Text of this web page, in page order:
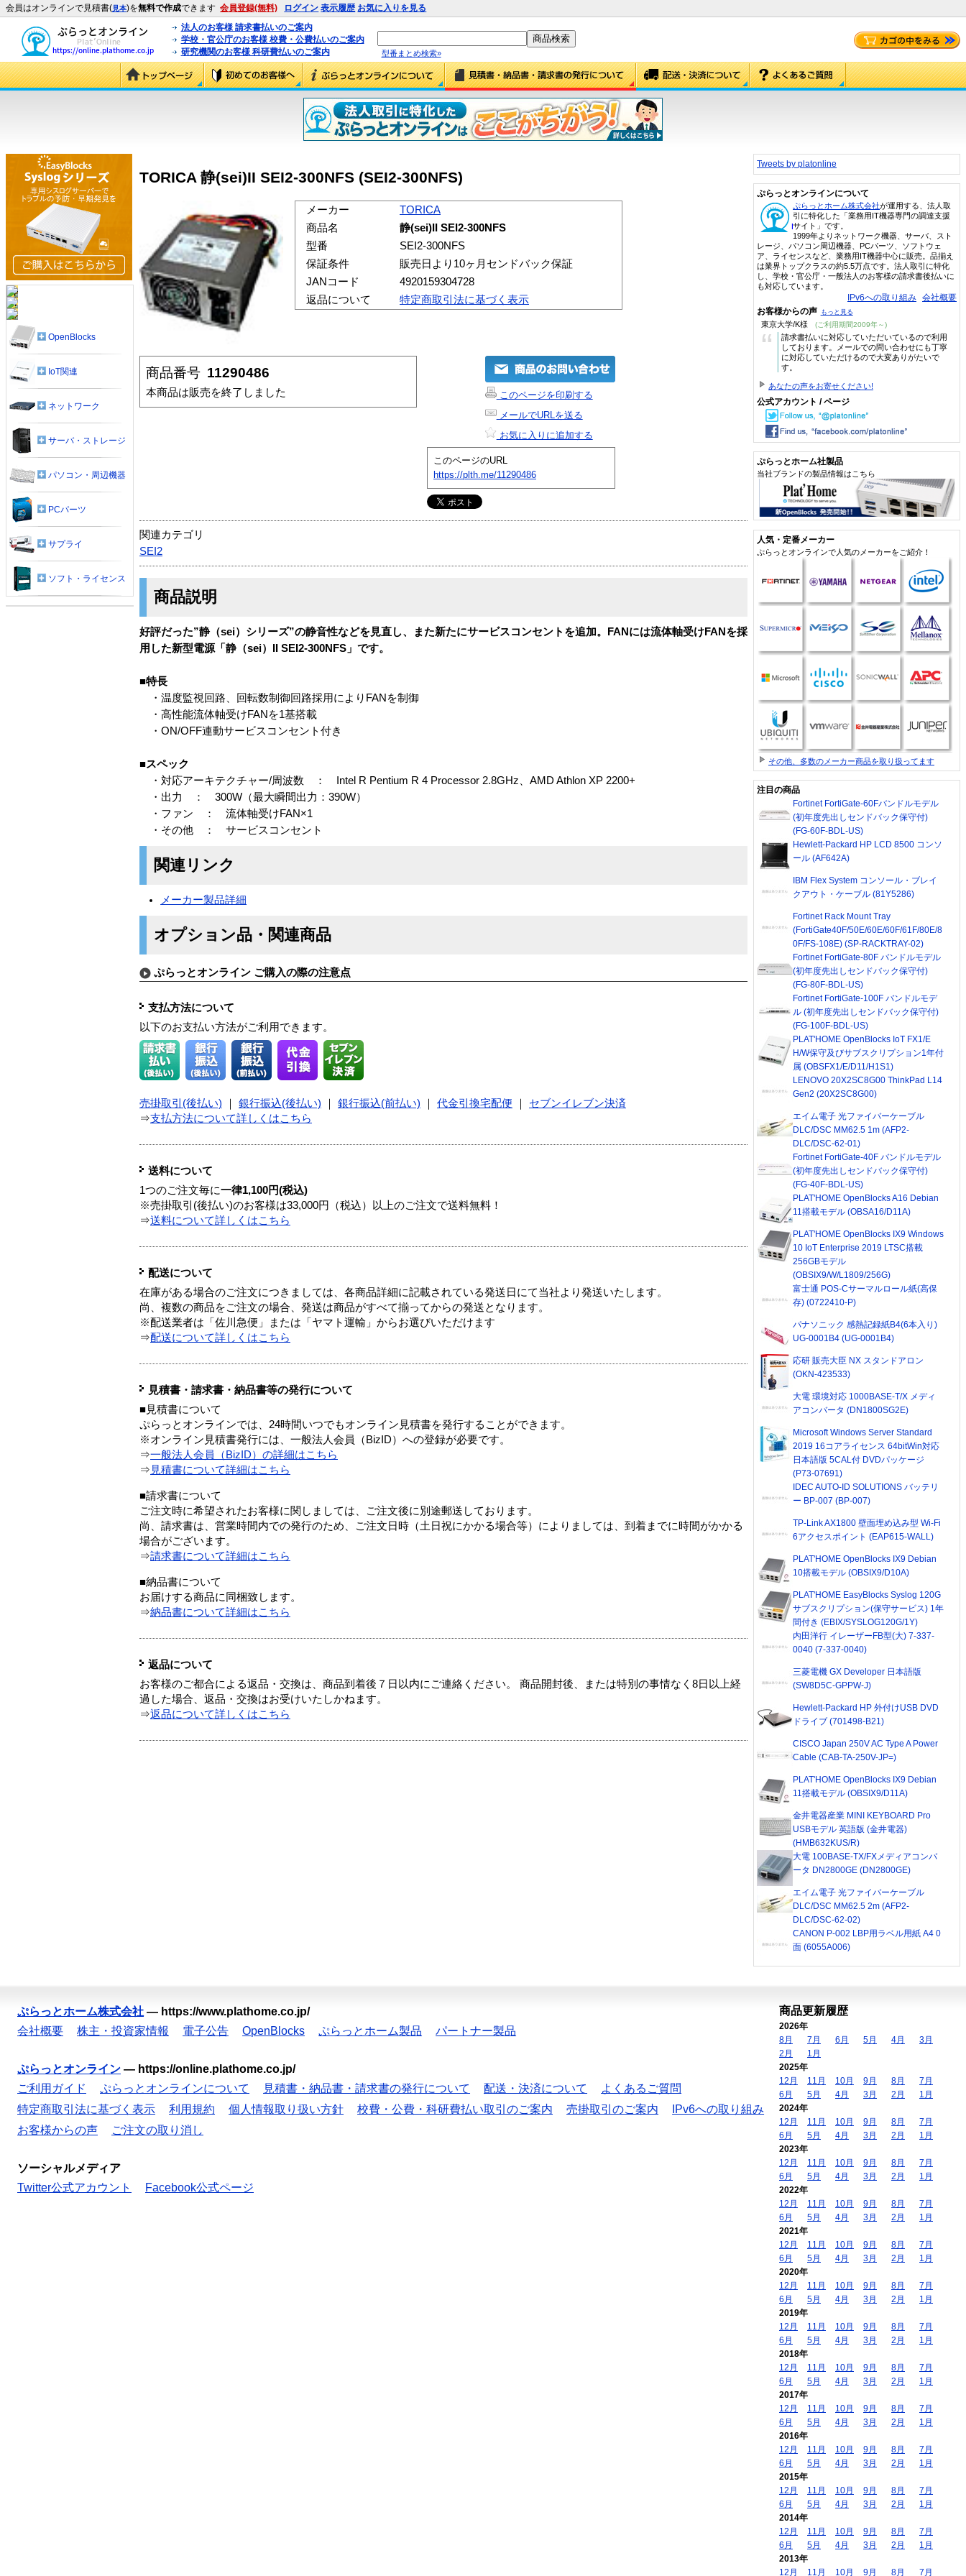
会員はオンラインで見積書(見本)を無料で作成できます 会員登録(無料) ログイン 表示履歴 お気に入りを見る
法人のお客様 請求書払いのご案内
学校・官公庁のお客様 校費・公費払いのご案内
研究機関のお客様 科研費払いのご案内
型番まとめ検索»
TORICA 静(sei)II SEI2-300NFS (SEI2-300NFS)
メーカー
TORICA
商品名
静(sei)II SEI2-300NFS
型番
SEI2-300NFS
保証条件
販売日より10ヶ月センドバック保証
JANコード
4920159304728
返品について
特定商取引法に基づく表示
商品番号 11290486
本商品は販売を終了しました
このページを印刷する
メールでURLを送る
お気に入りに追加する
このページのURL
https://plth.me/11290486
関連カテゴリ
SEI2
商品説明
好評だった”静（sei）シリーズ”の静音性などを見直し、また新たにサービスコンセントを追加。FANには流体軸受けFANを採
用した新型電源「静（sei）II SEI2-300NFS」です。
■特長
・温度監視回路、回転数制御回路採用によりFANを制御
・高性能流体軸受けFANを1基搭載
・ON/OFF連動サービスコンセント付き
■スペック
・対応アーキテクチャー/周波数 ： Intel R Pentium R 4 Processor 2.8GHz、AMD Athlon XP 2200+
・出力 ： 300W（最大瞬間出力：390W）
・ファン ： 流体軸受けFAN×1
・その他 ： サービスコンセント
関連リンク
メーカー製品詳細
オプション品・関連商品
ぷらっとオンライン ご購入の際の注意点
支払方法について
以下のお支払い方法がご利用できます。
売掛取引(後払い) 銀行振込(後払い) 銀行振込(前払い) 代金引換宅配便
セブンイレブン決済
⇒支払方法について詳しくはこちら
送料について
1つのご注文毎に一律1,100円(税込)
※売掛取引(後払い)のお客様は33,000円（税込）以上のご注文で送料無料！
⇒送料について詳しくはこちら
配送について
在庫がある場合のご注文につきましては、各商品詳細に記載されている発送日にて当社より発送いたします。
尚、複数の商品をご注文の場合、発送は商品がすべて揃ってからの発送となります。
※配送業者は「佐川急便」または「ヤマト運輸」からお選びいただけます
⇒配送について詳しくはこちら
見積書・請求書・納品書等の発行について
■見積書について
ぷらっとオンラインでは、24時間いつでもオンライン見積書を発行することができます。
※オンライン見積書発行には、一般法人会員（BizID）への登録が必要です。
⇒一般法人会員（BizID）の詳細はこちら
⇒ 見積書について詳細はこちら
■請求書について
ご注文時に希望されたお客様に関しましては、ご注文後に別途郵送しております。
尚、請求書は、営業時間内での発行のため、ご注文日時（土日祝にかかる場合等）によりましては、到着までに時間がかかる
場合がございます。
⇒請求書について詳細はこちら
■納品書について
お届けする商品に同梱致します。
⇒納品書について詳細はこちら
返品について
お客様のご都合による返品・交換は、商品到着後７日以内にご連絡ください。 商品開封後、または特別の事情なく8日以上経
過した場合、返品・交換はお受けいたしかねます。
⇒返品について詳しくはこちら
OpenBlocks
IoT関連
ネットワーク
サーバ・ストレージ
パソコン・周辺機器
PCパーツ
サプライ
ソフト・ライセンス
Tweets by platonline
ぷらっとオンラインについて
ぷらっとホーム株式会社が運用する、法人取
引に特化した「業務用IT機器専門の調達支援
サイト」です。
1999年よりネットワーク機器、サーバ、スト
レージ、パソコン周辺機器、PCパーツ、ソフトウェ
ア、ライセンスなど、業務用IT機器中心に販売。品揃え
は業界トップクラスの約5.5万点です。法人取引に特化
し、学校・官公庁・一般法人のお客様の請求書後払いに
も対応しています。
IPv6への取り組み 会社概要
お客様からの声 もっと見る
東京大学/K様 (ご利用期間2009年～)
“
請求書払いに対応していただいているので利用
しております。メールでの問い合わせにも丁寧
に対応していただけるので大変ありがたいで
す。
あなたの声をお寄せください!
公式アカウント / ページ
ぷらっとホーム社製品
当社ブランドの製品情報はこちら
人気・定番メーカー
ぷらっとオンラインで人気のメーカーをご紹介！
その他、多数のメーカー商品を取り扱ってます
注目の商品
Fortinet FortiGate-60Fバンドルモデル
(初年度先出しセンドバック保守付)
(FG-60F-BDL-US)
Hewlett-Packard HP LCD 8500 コンソ
ール (AF642A)
IBM Flex System コンソール・ブレイ
クアウト・ケーブル (81Y5286)
Fortinet Rack Mount Tray
(FortiGate40F/50E/60E/60F/61F/80E/8
0F/FS-108E) (SP-RACKTRAY-02)
Fortinet FortiGate-80F バンドルモデル
(初年度先出しセンドバック保守付)
(FG-80F-BDL-US)
Fortinet FortiGate-100F バンドルモデ
ル (初年度先出しセンドバック保守付)
(FG-100F-BDL-US)
PLAT'HOME OpenBlocks IoT FX1/E
H/W保守及びサブスクリプション1年付
属 (OBSFX1/E/D11/H1S1)
LENOVO 20X2SC8G00 ThinkPad L14
Gen2 (20X2SC8G00)
エイム電子 光ファイバーケーブル
DLC/DSC MM62.5 1m (AFP2-
DLC/DSC-62-01)
Fortinet FortiGate-40F バンドルモデル
(初年度先出しセンドバック保守付)
(FG-40F-BDL-US)
PLAT'HOME OpenBlocks A16 Debian
11搭載モデル (OBSA16/D11A)
PLAT'HOME OpenBlocks IX9 Windows
10 IoT Enterprise 2019 LTSC搭載
256GBモデル
(OBSIX9/W/L1809/256G)
富士通 POS-Cサーマルロール紙(高保
存) (0722410-P)
パナソニック 感熱記録紙B4(6本入り)
UG-0001B4 (UG-0001B4)
応研 販売大臣 NX スタンドアロン
(OKN-423533)
大電 環境対応 1000BASE-T/X メディ
アコンバータ (DN1800SG2E)
Microsoft Windows Server Standard
2019 16コアライセンス 64bitWin対応
日本語版 5CAL付 DVDパッケージ
(P73-07691)
IDEC AUTO-ID SOLUTIONS バッテリ
ー BP-007 (BP-007)
TP-Link AX1800 壁面埋め込み型 Wi-Fi
6アクセスポイント (EAP615-WALL)
PLAT'HOME OpenBlocks IX9 Debian
10搭載モデル (OBSIX9/D10A)
PLAT'HOME EasyBlocks Syslog 120G
サブスクリプション(保守サービス) 1年
間付き (EBIX/SYSLOG120G/1Y)
内田洋行 イレーザーFB型(大) 7-337-
0040 (7-337-0040)
三菱電機 GX Developer 日本語版
(SW8D5C-GPPW-J)
Hewlett-Packard HP 外付けUSB DVD
ドライブ (701498-B21)
CISCO Japan 250V AC Type A Power
Cable (CAB-TA-250V-JP=)
PLAT'HOME OpenBlocks IX9 Debian
11搭載モデル (OBSIX9/D11A)
金井電器産業 MINI KEYBOARD Pro
USBモデル 英語版 (金井電器)
(HMB632KUS/R)
大電 100BASE-TX/FXメディアコンバ
ータ DN2800GE (DN2800GE)
エイム電子 光ファイバーケーブル
DLC/DSC MM62.5 2m (AFP2-
DLC/DSC-62-02)
CANON P-002 LBP用ラベル用紙 A4 0
面 (6055A006)
ぷらっとホーム株式会社 — https://www.plathome.co.jp/
会社概要
株主・投資家情報 電子公告 OpenBlocks ぷらっとホーム製品 パートナー製品
ぷらっとオンライン — https://online.plathome.co.jp/
ご利用ガイド
ぷらっとオンラインについて 見積書・納品書・請求書の発行について 配送・決済について
よくあるご質問
特定商取引法に基づく表示
利用規約 個人情報取り扱い方針 校費・公費・科研費払い取引のご案内 売掛取引のご案内
IPv6への取り組み
お客様からの声
ご注文の取り消し
ソーシャルメディア
Twitter公式アカウント
Facebook公式ページ
商品更新履歴
2026年
8月
7月 6月 5月 4月
3月
2月
1月
2025年
12月
11月 10月 9月 8月
7月
6月
5月 4月 3月 2月
1月
2024年
12月
11月 10月 9月 8月
7月
6月
5月 4月 3月 2月
1月
2023年
12月
11月 10月 9月 8月
7月
6月
5月 4月 3月 2月
1月
2022年
12月
11月 10月 9月 8月
7月
6月
5月 4月 3月 2月
1月
2021年
12月
11月 10月 9月 8月
7月
6月
5月 4月 3月 2月
1月
2020年
12月
11月 10月 9月 8月
7月
6月
5月 4月 3月 2月
1月
2019年
12月
11月 10月 9月 8月
7月
6月
5月 4月 3月 2月
1月
2018年
12月
11月 10月 9月 8月
7月
6月
5月 4月 3月 2月
1月
2017年
12月
11月 10月 9月 8月
7月
6月
5月 4月 3月 2月
1月
2016年
12月
11月 10月 9月 8月
7月
6月
5月 4月 3月 2月
1月
2015年
12月
11月 10月 9月 8月
7月
6月
5月 4月 3月 2月
1月
2014年
12月
11月 10月 9月 8月
7月
6月
5月 4月 3月 2月
1月
2013年
12月
11月 10月 9月 8月 7月